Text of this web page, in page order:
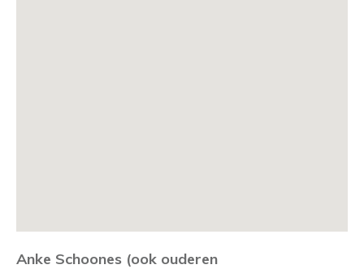
Anke Schoones (ook ouderen